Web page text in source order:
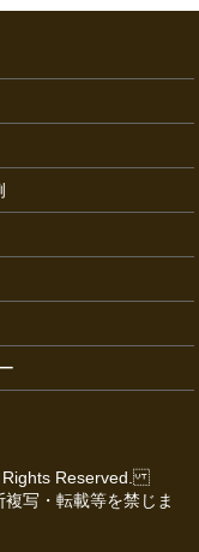
Rights Reserved.
複写・転載等を禁じま